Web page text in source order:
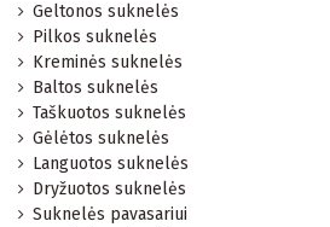
Geltonos suknelės
Pilkos suknelės
Kreminės suknelės
Baltos suknelės
Taškuotos suknelės
Gėlėtos suknelės
Languotos suknelės
Dryžuotos suknelės
Suknelės pavasariui